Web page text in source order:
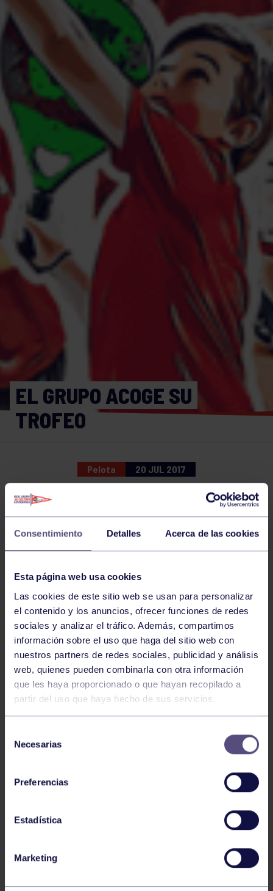
Consentimiento Detalles Acerca de las cookies
Esta página web usa cookies
Las cookies de este sitio web se usan para personalizar
el contenido y los anuncios, ofrecer funciones de redes
sociales y analizar el tráfico. Además, compartimos
información sobre el uso que haga del sitio web con
nuestros partners de redes sociales, publicidad y análisis
web, quienes pueden combinarla con otra información
que les haya proporcionado o que hayan recopilado a
partir del uso que haya hecho de sus servicios.
Necesarias
Preferencias
Estadística
Marketing
EL GRUPO ACOGE SU
TROFEO
Pelota 20 JUL 2017
NOTICIAS RELACIONADAS
Pelota 20 Jul 2026
BROCHE FINAL DE LA SEMANA
INTERNACIONAL
SEMANA INTERNACIONAL DE PELOTA